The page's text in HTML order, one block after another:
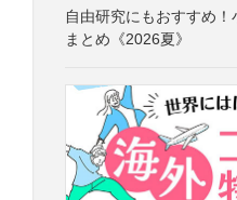
自由研究にもおすすめ
まとめ《2026夏》